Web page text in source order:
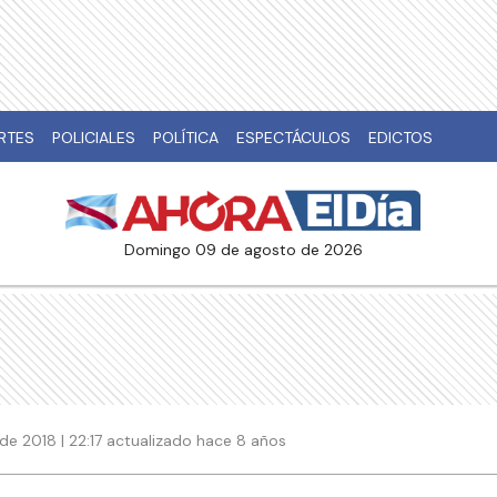
POLICIALES POLÍTICA ESPECTÁCULOS EDICTOS
domingo 09 de agosto de 2026
2018 | 22:17 actualizado hace 8 años